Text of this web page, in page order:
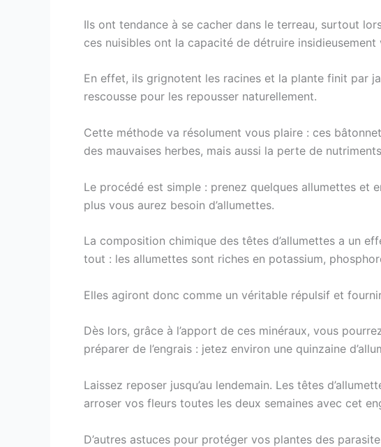
Ils ont tendance à se cacher dans le terreau, surtout
ces nuisibles ont la capacité de détruire
En effet, ils grignotent les racines et la plante finit par
rescousse pour les repousser naturellement.
Cette méthode va résolument vous plaire : ces
des mauvaises herbes, mais aussi la perte de
Le procédé est simple : prenez quelques allumettes et
plus vous aurez besoin d’allumettes.
La composition chimique des têtes d’allumettes a un
tout : les allumettes sont riches en potassium,
Elles agiront donc comme un véritable répulsif et
Dès lors, grâce à l’apport de ces minéraux, vous
préparer de l’engrais : jetez environ une quinzaine
Laissez reposer jusqu’au lendemain. Les têtes
arroser vos fleurs toutes les deux semaines avec cet
D’autres astuces pour protéger vos plantes des